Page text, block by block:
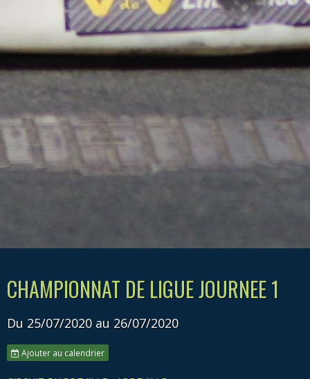
CHAMPIONNAT DE LIGUE JOURNEE 1
Du 25/07/2020 au 26/07/2020
Ajouter au calendrier